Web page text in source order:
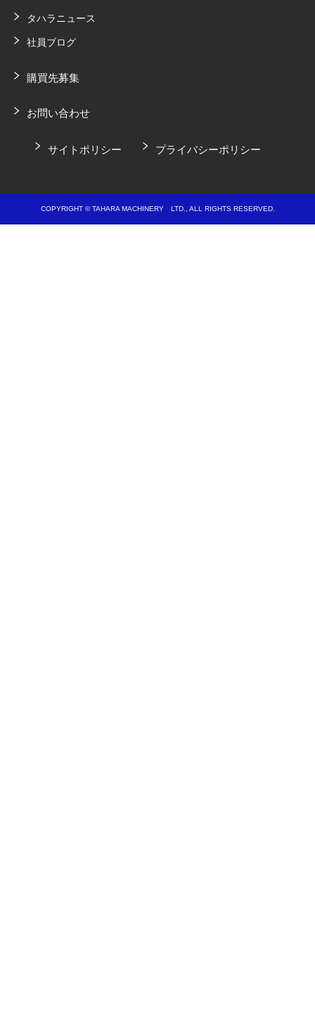
タハラニュース
社員ブログ
購買先募集
お問い合わせ
サイトポリシー プライバシーポリシー
COPYRIGHT © TAHARA MACHINERY LTD., ALL RIGHTS RESERVED.